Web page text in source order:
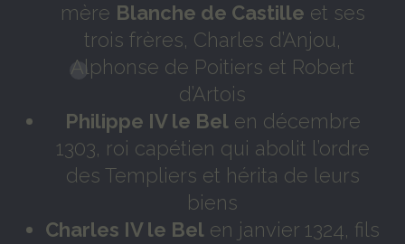
mère Blanche de Castille et ses
trois frères, Charles d’Anjou,
Alphonse de Poitiers et Robert
d’Artois
Philippe IV le Bel en décembre
1303, roi capétien qui abolit l’ordre
des Templiers et hérita de leurs
biens
Charles IV le Bel en janvier 1324, fils